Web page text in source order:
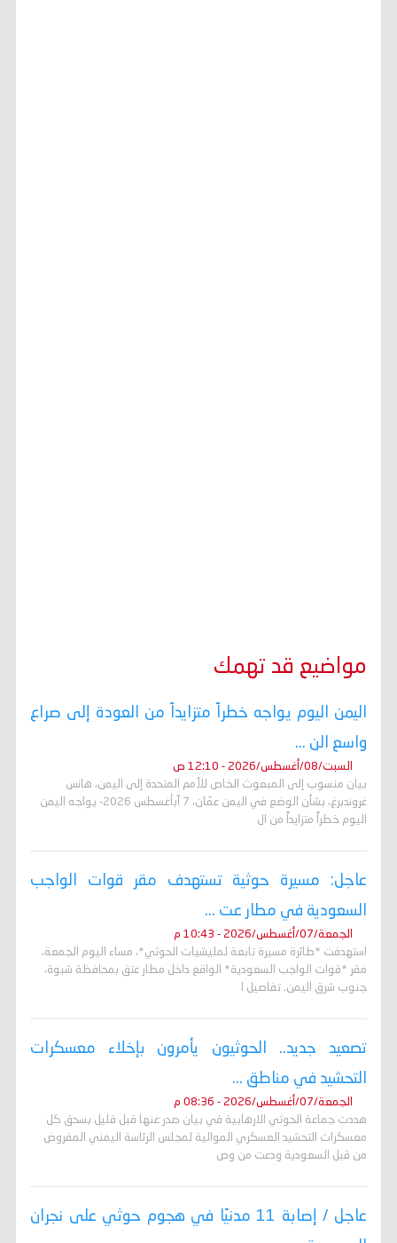
مواضيع قد تهمك
اليمن اليوم يواجه خطراً متزايداً من العودة إلى صراع
واسع الن ...
السبت/08/أغسطس/2026 - 12:10 ص
بيان منسوب إلى المبعوث الخاص للأمم المتحدة إلى اليمن، هانس
غروندبرغ، بشأن الوضع في اليمن عمّان، 7 آبأغسطس 2026- يواجه اليمن
اليوم خطراً متزايداً من ال
عاجل: مسيرة حوثية تستهدف مقر قوات الواجب
السعودية في مطار عت ...
الجمعة/07/أغسطس/2026 - 10:43 م
استهدفت *طائرة مسيرة تابعة لمليشيات الحوثي*، مساء اليوم الجمعة،
مقر *قوات الواجب السعودية* الواقع داخل مطار عتق بمحافظة شبوة،
جنوب شرق اليمن. تفاصيل ا
تصعيد جديد.. الحوثيون يأمرون بإخلاء معسكرات
التحشيد في مناطق ...
الجمعة/07/أغسطس/2026 - 08:36 م
هددت جماعة الحوثي الارهابية في بيان صدر عنها قبل قليل بسحق كل
معسكرات التحشيد العسكري الموالية لمجلس الرئاسة اليمني المفروض
من قبل السعودية ودعت من وص
عاجل / إصابة 11 مدنيًا في هجوم حوثي على نجران